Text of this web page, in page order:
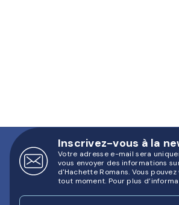
Inscrivez-vous à la
Votre adresse e-mail sera
vous envoyer des informations
d'Hachette Romans. Vous
tout moment. Pour plus